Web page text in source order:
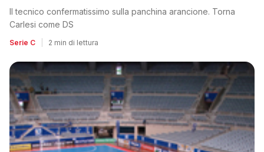
Il tecnico confermatissimo sulla panchina arancione. Torna
Carlesi come DS
Serie C 2 min di lettura